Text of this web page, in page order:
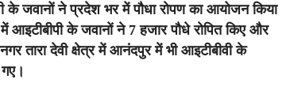
के जवानों ने प्रदेश भर में पौधा रोपण का आयोजन किया
के जवानों ने 7 हजार पौधे रोपित किए और
तारा देवी क्षेत्र में आनंदपुर में भी आइटीबीवी के